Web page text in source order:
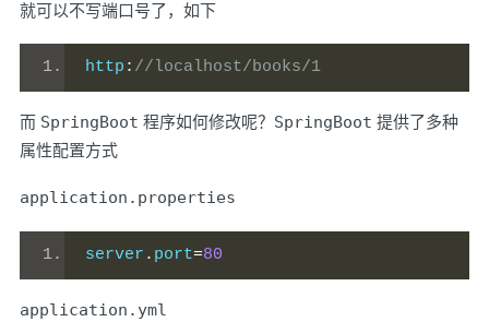
就可以不写端口号了，如下
http : //localhost/books/1
而 SpringBoot 程序如何修改呢？ SpringBoot 提供了多种
属性配置方式
application.properties
server . port=80
application.yml